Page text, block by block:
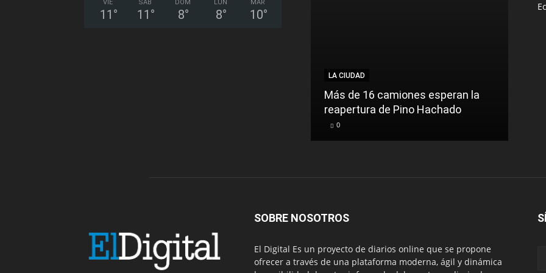
VIE
11 °
SÁB
11 °
DOM
8°
LUN
8°
MAR
10°
LA CIUDAD
Más de 16 camiones esperan la
reapertura de Pino Hachado
0
SOBRE NOSOTROS
El Digital Es un proyecto de diarios online que se propone
ofrecer a través de una plataforma moderna, ágil y dinámica